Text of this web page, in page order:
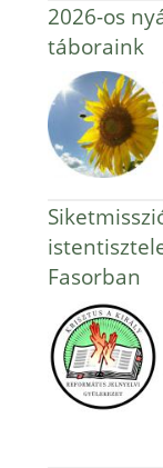
2026-os
táboraink
Fasorban